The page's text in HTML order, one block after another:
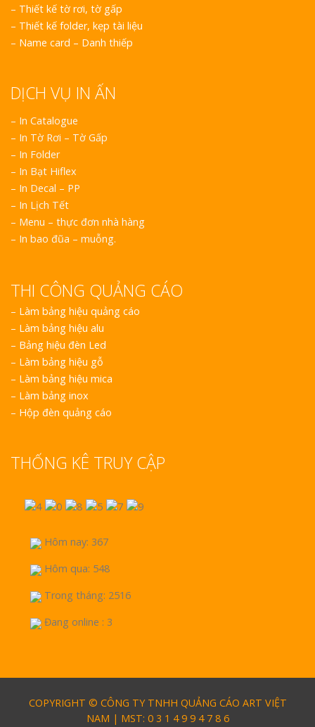
– Thiết kế tờ rơi, tờ gấp
– Thiết kế folder, kẹp tài liệu
– Name card – Danh thiếp
DỊCH VỤ IN ẤN
– In Catalogue
– In Tờ Rơi – Tờ Gấp
– In Folder
– In Bạt Hiflex
– In Decal – PP
– In Lịch Tết
– Menu – thực đơn nhà hàng
– In bao đũa – muỗng.
THI CÔNG QUẢNG CÁO
– Làm bảng hiệu quảng cáo
– Làm bảng hiệu alu
– Bảng hiệu đèn Led
– Làm bảng hiệu gỗ
– Làm bảng hiệu mica
– Làm bảng inox
– Hộp đèn quảng cáo
THỐNG KÊ TRUY CẬP
Hôm nay: 367
Hôm qua: 548
Trong tháng: 2516
Đang online : 3
COPYRIGHT © CÔNG TY TNHH QUẢNG CÁO ART VIỆT
NAM | MST: 0 3 1 4 9 9 4 7 8 6